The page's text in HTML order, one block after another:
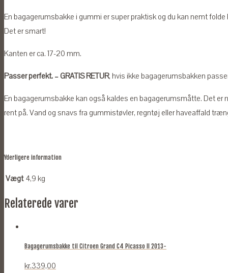
En bagagerumsbakke i gummi er super praktisk og du kan nemt
Det er smart!
Kanten er ca. 17-20 mm.
Passer perfekt. – GRATIS RETUR, hvis ikke bagagerumsbakken
En bagagerumsbakke kan også kaldes en bagagerumsmåtte. Det
rent på. Vand og snavs fra gummistøvler, regntøj eller haveaffald
Yderligere information
Vægt 4,9 kg
Relaterede varer
Bagagerumsbakke til Citroen Grand C4 Picasso II 2013-
kr.339,00